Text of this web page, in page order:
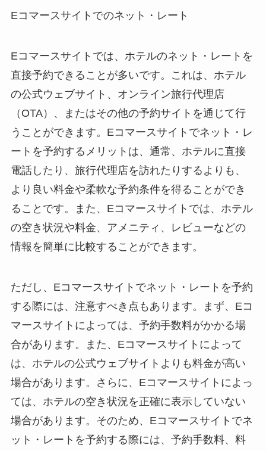
Eコマースサイトでのネット・レート
Eコマースサイトでは、ホテルのネット・レートを
直接予約できることが多いです。これは、ホテル
の公式ウェブサイト、オンライン旅行代理店
（OTA）、またはその他の予約サイトを通じて行
うことができます。Eコマースサイトでネット・レ
ートを予約するメリットは、通常、ホテルに直接
電話したり、旅行代理店を訪れたりするよりも、
より良い料金や柔軟な予約条件を得ることができ
ることです。また、Eコマースサイトでは、ホテル
の空き状況や料金、アメニティ、レビューなどの
情報を簡単に比較することができます。
ただし、Eコマースサイトでネット・レートを予約
する際には、注意すべき点もあります。まず、Eコ
マースサイトによっては、予約手数料がかかる場
合があります。また、Eコマースサイトによって
は、ホテルの公式ウェブサイトよりも料金が高い
場合があります。さらに、Eコマースサイトによっ
ては、ホテルの空き状況を正確に表示していない
場合があります。そのため、Eコマースサイトでネ
ット・レートを予約する際には、予約手数料、料